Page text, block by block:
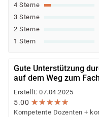
4 Sterne
3 Sterne
2 Sterne
1 Stern
Gute Unterstützung
auf dem Weg zum
Erstellt: 07.04.2025
5.00 ★★★★★
★★★★★
Kompetente Dozenten +